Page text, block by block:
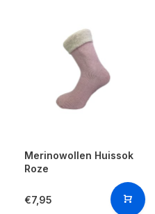
Merinowollen Huissok
Roze
€7,95